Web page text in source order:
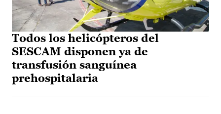
Todos los helicópteros del
SESCAM disponen ya de
transfusión sanguínea
prehospitalaria